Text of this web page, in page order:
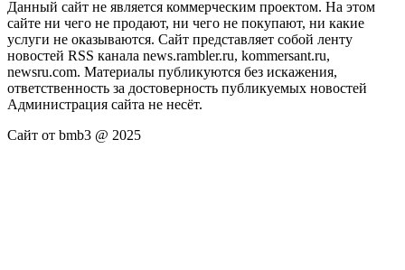
Данный сайт не является коммерческим проектом. На этом
сайте ни чего не продают, ни чего не покупают, ни какие
услуги не оказываются. Сайт представляет собой ленту
новостей RSS канала news.rambler.ru, kommersant.ru,
newsru.com. Материалы публикуются без искажения,
ответственность за достоверность публикуемых новостей
Администрация сайта не несёт.
Сайт от bmb3 @ 2025